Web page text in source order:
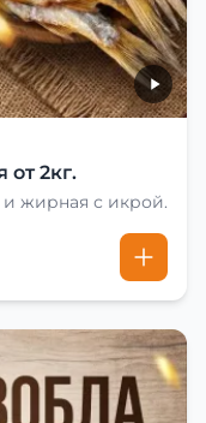
от 2кг.
и жирная с икрой.